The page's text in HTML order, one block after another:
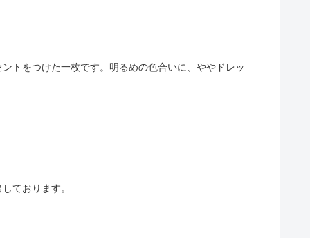
トをつけた一枚です。明るめの色合いに、ややドレッ
ております。